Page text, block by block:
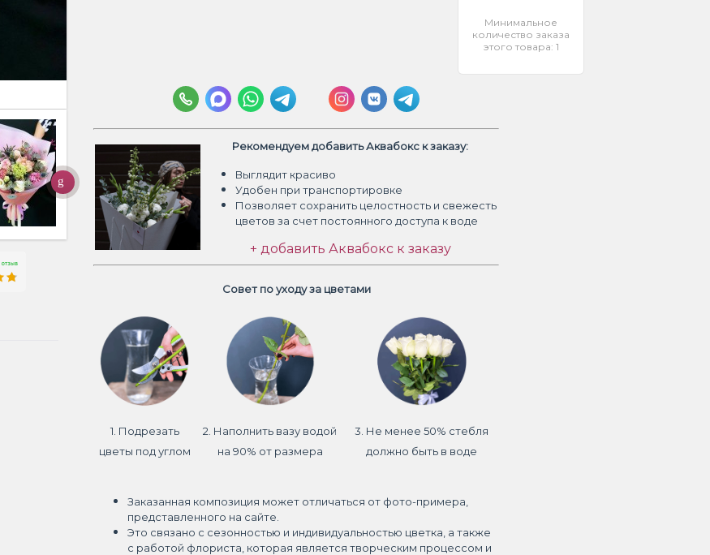
Минимальное
количество заказа
этого товара: 1
Рекомендуем добавить Аквабокс к заказу:
Выглядит красиво
Удобен при транспортировке
Позволяет сохранить целостность и свежесть
цветов за счет постоянного доступа к воде
+ добавить Аквабокс к заказу
Совет по уходу за цветами
1. Подрезать
цветы под углом
2. Наполнить вазу водой
на 90% от размера
3. Не менее 50% стебля
должно быть в воде
Заказанная композиция может отличаться от фото-примера,
представленного на сайте.
Это связано с сезонностью и индивидуальностью цветка, а также
с работой флориста, которая является творческим процессом и